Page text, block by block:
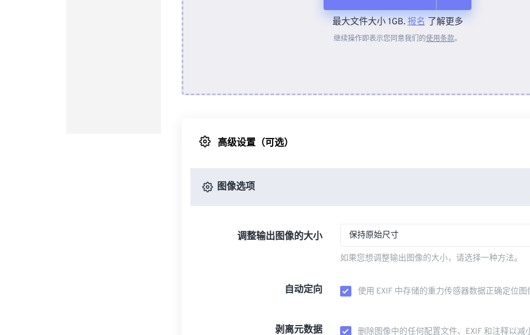
从设备
最大文件大小 1GB.报名了解更多
继续操作即表示您同意我们的使用条款。
高级设置（可选）
图像选项
调整输出图像的大小 保持原始尺寸
如果您想调整输出图像的大小，请选择一种方法。
自动定向 使用 EXIF 中存储的重力传感器数据正确定位图
剥离元数据 删除图像中的任何配置文件、EXIF 和注释以减